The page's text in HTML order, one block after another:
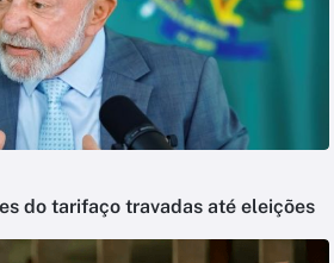
do tarifaço travadas até eleições